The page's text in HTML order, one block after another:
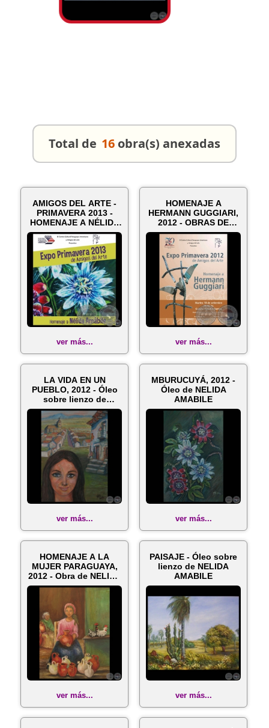
Total de 16 obra(s) anexadas
AMIGOS DEL ARTE -
PRIMAVERA 2013 -
HOMENAJE A NÉLIDA
AMÁBILE - Ob...
ver más...
HOMENAJE A
HERMANN GUGGIARI,
2012 - OBRAS DE
NELIDA AMABILE
ver más...
LA VIDA EN UN
PUEBLO, 2012 - Óleo
sobre lienzo de
NELIDA AMABILE
ver más...
MBURUCUYÁ, 2012 -
Óleo de NELIDA
AMABILE
ver más...
HOMENAJE A LA
MUJER PARAGUAYA,
2012 - Obra de NELIDA
AMABILE
ver más...
PAISAJE - Óleo sobre
lienzo de NELIDA
AMABILE
ver más...